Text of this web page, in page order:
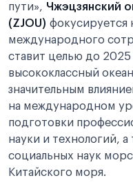
пути», Чжэцзянский
(ZJOU) фокусируется
международного
ставит целью до 2025
высококлассный
значительным
на международном
подготовки
науки и технологий,
социальных наук
Китайского моря.